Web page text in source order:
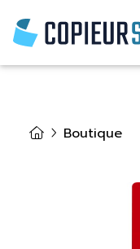
Boutique